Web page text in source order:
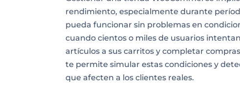
rendimiento, especialmente durante
pueda funcionar sin problemas en
cuando cientos o miles de usuarios
artículos a sus carritos y completar
te permite simular estas condiciones y
que afecten a los clientes reales.